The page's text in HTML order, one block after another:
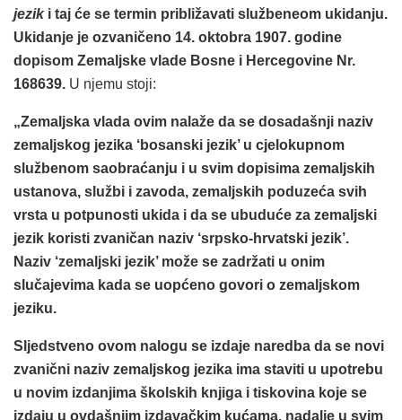
jeziki taj će se termin približavati službeneom ukidanju.
Ukidanje je ozvaničeno 14. oktobra 1907. godine
dopisom Zemaljske vlade Bosne i Hercegovine Nr.
168639. U njemu stoji:
„Zemaljska vlada ovim nalaže da se dosadašnji naziv
zemaljskog jezika ‘bosanski jezik’ u cjelokupnom
službenom saobraćanju i u svim dopisima zemaljskih
ustanova, službi i zavoda, zemaljskih poduzeća svih
vrsta u potpunosti ukida i da se ubuduće za zemaljski
jezik koristi zvaničan naziv ‘srpsko-hrvatski jezik’.
Naziv ‘zemaljski jezik’ može se zadržati u onim
slučajevima kada se uopćeno govori o zemaljskom
jeziku.
Sljedstveno ovom nalogu se izdaje naredba da se novi
zvanični naziv zemaljskog jezika ima staviti u upotrebu
u novim izdanjima školskih knjiga i tiskovina koje se
izdaju u ovdašnjim izdavačkim kućama, nadalje u svim